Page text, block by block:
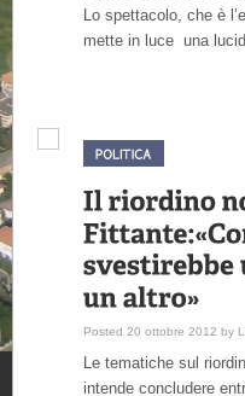
Lo spettacolo, che è
mette in luce una
Posted 20 ottobre 2012 by
Le tematiche sul
intende concludere